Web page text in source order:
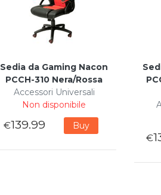
Sedia da Gaming Nacon
PCCH-310 Nera/Rossa
Accessori Universali
Non disponibile
€139.99 Buy
€